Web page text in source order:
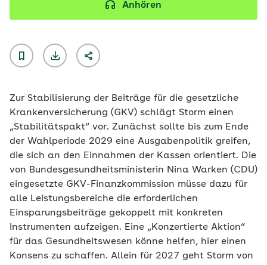
Anhören
Zur Stabilisierung der Beiträge für die gesetzliche
Krankenversicherung (GKV) schlägt Storm einen
„Stabilitätspakt“ vor. Zunächst sollte bis zum Ende
der Wahlperiode 2029 eine Ausgabenpolitik greifen,
die sich an den Einnahmen der Kassen orientiert. Die
von Bundesgesundheitsministerin Nina Warken (CDU)
eingesetzte GKV-Finanzkommission müsse dazu für
alle Leistungsbereiche die erforderlichen
Einsparungsbeiträge gekoppelt mit konkreten
Instrumenten aufzeigen. Eine „Konzertierte Aktion“
für das Gesundheitswesen könne helfen, hier einen
Konsens zu schaffen. Allein für 2027 geht Storm von